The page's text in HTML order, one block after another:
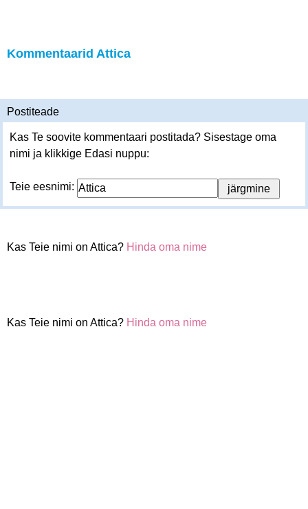
Kommentaarid Attica
Postiteade
Kas Te soovite kommentaari postitada? Sisestage oma
nimi ja klikkige Edasi nuppu:
Teie eesnimi:
Kas Teie nimi on Attica? Hinda oma nime
Kas Teie nimi on Attica? Hinda oma nime